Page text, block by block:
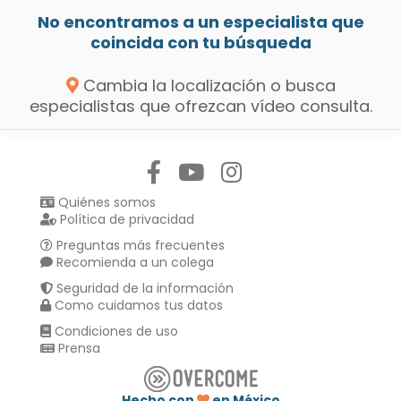
No encontramos a un especialista que
coincida con tu búsqueda
Cambia la localización o busca
especialistas que ofrezcan vídeo consulta.
Quiénes somos
Política de privacidad
Preguntas más frecuentes
Recomienda a un colega
Seguridad de la información
Como cuidamos tus datos
Condiciones de uso
Prensa